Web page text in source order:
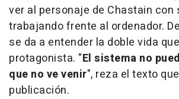
ver al personaje de Chastain con
trabajando frente al ordenador.
se da a entender la doble vida
protagonista. "El sistema no
que no ve venir", reza el texto
publicación.